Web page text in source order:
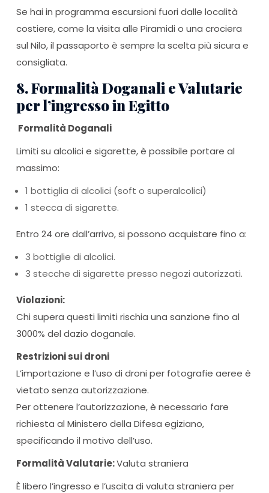
Se hai in programma escursioni fuori dalle località
costiere, come la visita alle Piramidi o una crociera
sul Nilo, il passaporto è sempre la scelta più sicura e
consigliata.
8. Formalità Doganali e Valutarie
per l’ingresso in Egitto
Formalità Doganali
Limiti su alcolici e sigarette, è possibile portare al
massimo:
1 bottiglia di alcolici (soft o superalcolici)
1 stecca di sigarette.
Entro 24 ore dall’arrivo, si possono acquistare fino a:
3 bottiglie di alcolici.
3 stecche di sigarette presso negozi autorizzati.
Violazioni:
Chi supera questi limiti rischia una sanzione fino al
3000% del dazio doganale.
Restrizioni sui droni
L’importazione e l’uso di droni per fotografie aeree è
vietato senza autorizzazione.
Per ottenere l’autorizzazione, è necessario fare
richiesta al Ministero della Difesa egiziano,
specificando il motivo dell’uso.
Formalità Valutarie:Valuta straniera
È libero l’ingresso e l’uscita di valuta straniera per